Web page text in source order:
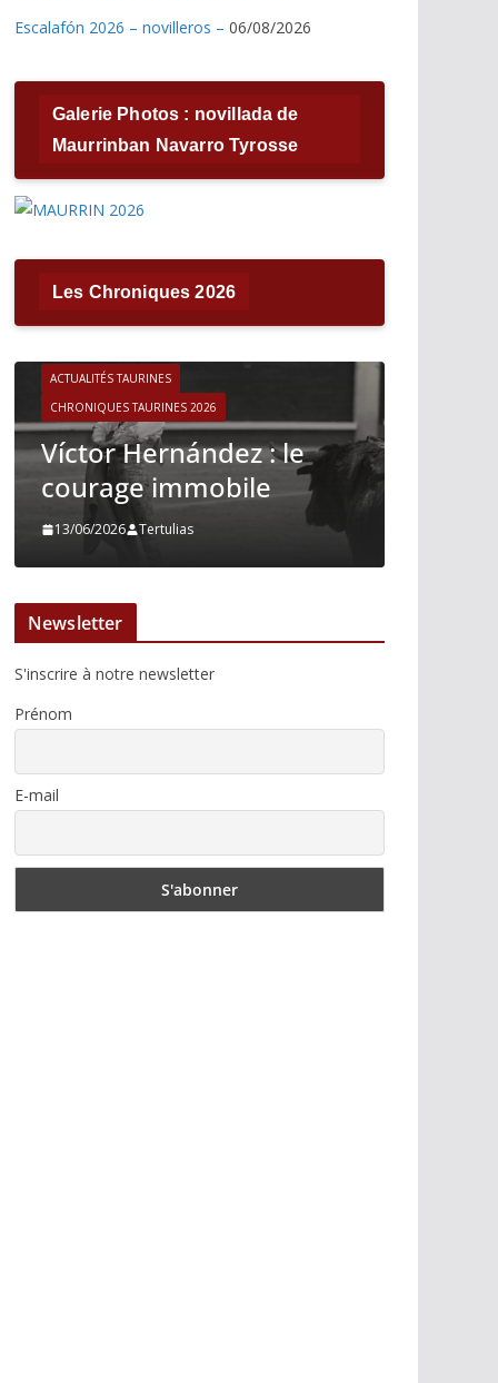
Escalafón 2026 – novilleros – 06/08/2026
Galerie Photos : novillada de
Maurrinban Navarro Tyrosse
Les Chroniques 2026
ACTUALITÉS TAURINES
CHRONIQUES TAURINES 2026
Víctor Hernández : le
courage immobile
13/06/2026 Tertulias
Newsletter
S'inscrire à notre newsletter
Prénom
E-mail